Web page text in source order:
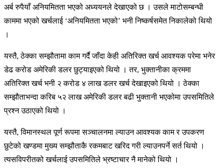
अर्ब रुपैयाँ अनियमितता भएको अध्ययनले देखाएको छ । उसले माटोसम्बन्धी
काममा भएको खर्चलाई ‘अनियमितता भएको’ भनी निष्कर्षसमेत निकालेको थियो
।
यस्तै, ठेक्का सम्झौतामा काम गर्दै जाँदा केही अतिरिक्त खर्च आवश्यक परेमा भनेर
डेढ करोड अमेरिकी डलर छुट्याइएको थियो । तर, भुक्तानीका क्रममा
अतिरिक्त खर्च भनी २ करोड ४ लाख डलर खर्च देखाइएको थियो । ठेक्का
सम्झौताभन्दा करिब ५२ लाख अमेरिकी डलर बढी भुक्तानी भएकोमा उपसमितिले
प्रश्न उठाएको थियो ।
यस्तै, विमानस्थल पूर्ण रूपमा सञ्चालनमा ल्याउन आवश्यक काम र उपकरण
छुटेको खण्डमा मुख्य सम्झौताकै रकमबाट खरिद गरी ल्याउनपर्ने सर्त थियो ।
त्यसविपरीतको खर्चलाई उपसमितिले भ्रष्टाचार नै मानेको थियो ।